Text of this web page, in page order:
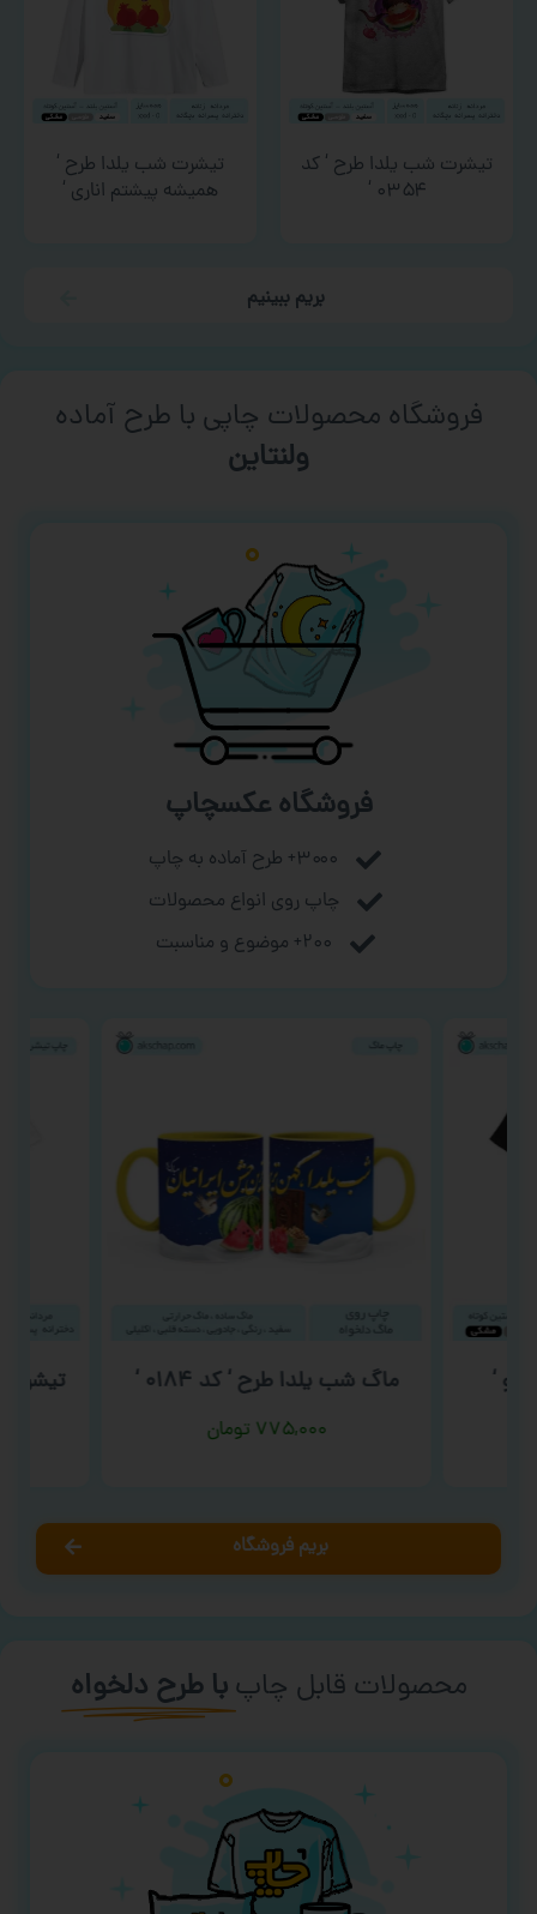
تیشرت شب یلدا طرح ‘ کد
۰۳۵۴ ‘
تیشرت شب یلدا طرح ‘
همیشه پیشتم اناری ‘
بریم ببینیم
فروشگاه محصولات چاپی با طرح آماده
ورزشی
فروشگاه عکسچاپ
۳۰۰۰+ طرح آماده به چاپ
چاپ روی انواع محصولات
۲۰۰+ موضوع و مناسبت
‘ ماگ شب یلدا طرح ‘ کد ۰۱۸۴ ‘
۷۷۵,۰۰۰ تومان
تیشرت
بریم فروشگاه
محصولات قابل چاپ با طرح دلخواه